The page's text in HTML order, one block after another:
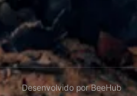
Desenvolvido por BeeHub